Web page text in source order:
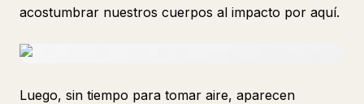
acostumbrar nuestros cuerpos al impacto por aquí.
Luego, sin tiempo para tomar aire, aparecen